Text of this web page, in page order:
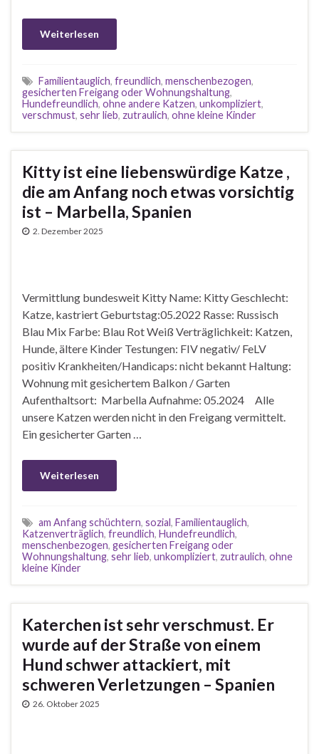
Weiterlesen
Familientauglich, freundlich, menschenbezogen,
gesicherten Freigang oder Wohnungshaltung,
Hundefreundlich, ohne andere Katzen, unkompliziert,
verschmust, sehr lieb, zutraulich, ohne kleine Kinder
Kitty ist eine liebenswürdige Katze ,
die am Anfang noch etwas vorsichtig
ist – Marbella, Spanien
2. Dezember 2025
Vermittlung bundesweit Kitty Name: Kitty Geschlecht:
Katze, kastriert Geburtstag:05.2022 Rasse: Russisch
Blau Mix Farbe: Blau Rot Weiß Verträglichkeit: Katzen,
Hunde, ältere Kinder Testungen: FIV negativ/ FeLV
positiv Krankheiten/Handicaps: nicht bekannt Haltung:
Wohnung mit gesichertem Balkon / Garten
Aufenthaltsort: Marbella Aufnahme: 05.2024 Alle
unsere Katzen werden nicht in den Freigang vermittelt.
Ein gesicherter Garten …
Weiterlesen
am Anfang schüchtern, sozial, Familientauglich,
Katzenverträglich, freundlich, Hundefreundlich,
menschenbezogen, gesicherten Freigang oder
Wohnungshaltung, sehr lieb, unkompliziert, zutraulich, ohne
kleine Kinder
Katerchen ist sehr verschmust. Er
wurde auf der Straße von einem
Hund schwer attackiert, mit
schweren Verletzungen – Spanien
26. Oktober 2025